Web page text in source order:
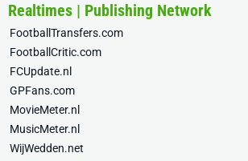
Realtimes | Publishing Network
FootballTransfers.com
FootballCritic.com
FCUpdate.nl
GPFans.com
MovieMeter.nl
MusicMeter.nl
WijWedden.net